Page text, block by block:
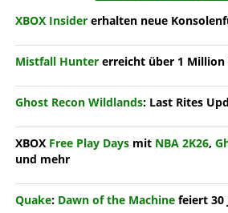
XBOX Insidererhalten neue
Mistfall Huntererreicht über 1 Million
Ghost Recon Wildlands: Last Rites
XBOX Free Play Daysmit NBA 2K26,
und mehr
Quake: Dawn of the Machinefeiert 30